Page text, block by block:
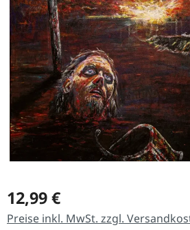
Regulärer Preis:
12,99 €
Preise inkl. MwSt. zzgl.